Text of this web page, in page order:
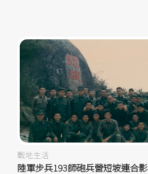
戰地生活
陸軍步兵193師砲兵營短坡連合影